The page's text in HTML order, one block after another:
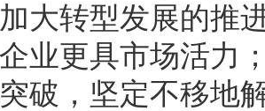
大转型发展的推
业更具市场活力
破，坚定不移地